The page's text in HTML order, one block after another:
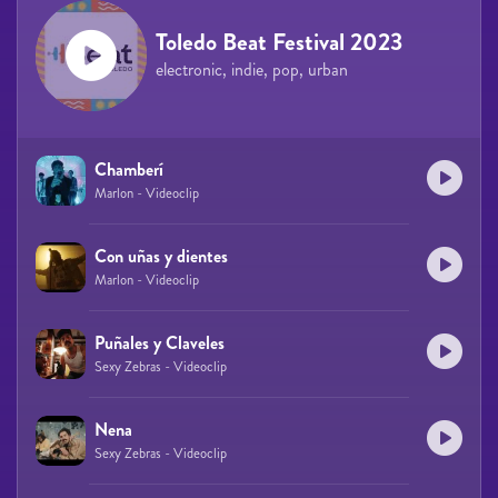
Toledo Beat Festival 2023
electronic, indie, pop, urban
Chamberí
Marlon - Videoclip
Con uñas y dientes
Marlon - Videoclip
Puñales y Claveles
Sexy Zebras - Videoclip
Nena
Sexy Zebras - Videoclip